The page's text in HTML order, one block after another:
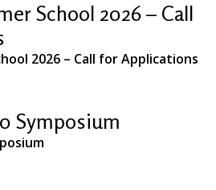
School 2026 – Call
2026 – Call for Applications
Symposium